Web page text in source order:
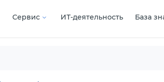
Сервис ИТ-деятельность База